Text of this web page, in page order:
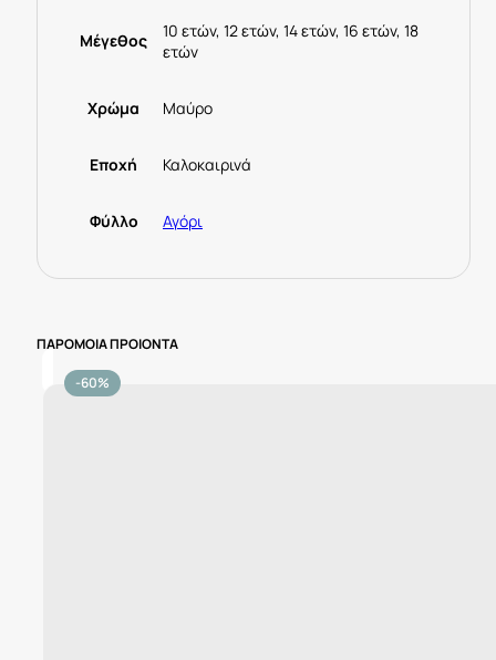
Μέγεθος
10 ετών, 12 ετών, 14 ετών, 16 ετών, 18
ετών
Χρώμα Μαύρο
Εποχή Καλοκαιρινά
Φύλλο Αγόρι
ΠΑΡΟΜΟΙΑ ΠΡΟΙΟΝΤΑ
-60%